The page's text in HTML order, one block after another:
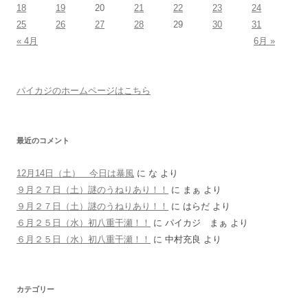
18 19 20 21 22 23
24
25
26 27 28 29 30
31
« 4月
6月 »
パイカジのホームページはこちら
最近のコメント
12月14日（土） 今日は暴風 に な より
９月２７日（土）謎のうねりあり！！
に まぁ より
９月２７日（土）謎のうねりあり！！
に はらだ より
６月２５日（水）初八重干瀬！！
に パイカジ まぁ より
６月２５日（水）初八重干瀬！！
に 中村充良 より
カテゴリー